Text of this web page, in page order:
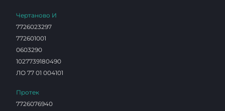
Чертаново И
7726023297
772601001
0603290
1027739180490
ЛО 77 01 004101
Протек
7726076940